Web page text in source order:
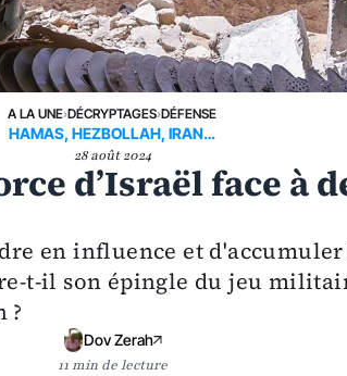
A LA UNE›DÉCRYPTAGES›DÉFENSE
HAMAS, HEZBOLLAH, IRAN…
28 août 2024
d’Israël face à
en influence et
t-il son épingle du jeu
?
Dov Zerah
11 min de lecture